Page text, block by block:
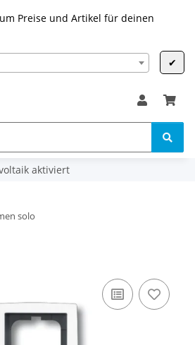
Preise und Artikel für deinen
✔
(§ 12 Abs. 3 UStG)
aktiviert
solo